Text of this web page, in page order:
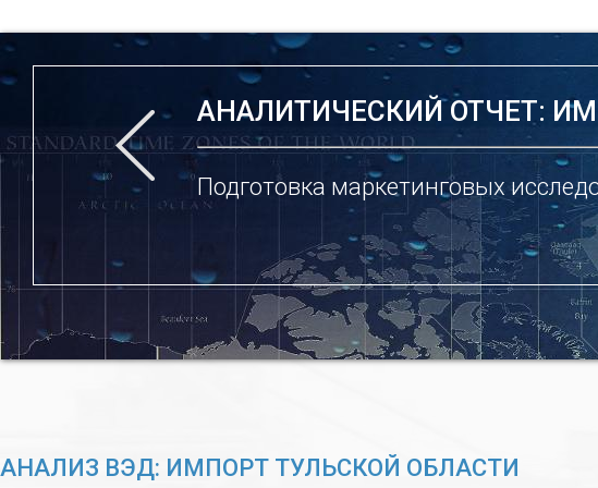
АНАЛИТИЧЕСКИЙ ОТЧЕТ:
Подготовка маркетинговых
АНАЛИЗ ВЭД: ИМПОРТ ТУЛЬСКОЙ ОБЛАСТИ